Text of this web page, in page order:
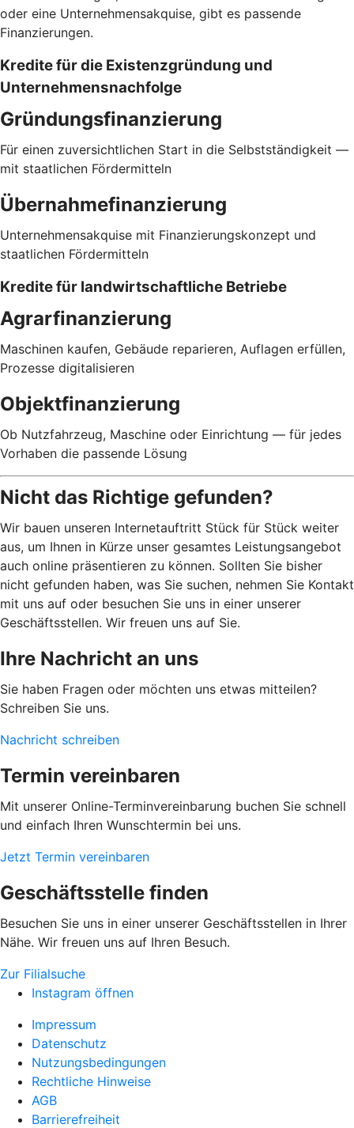
oder eine Unternehmensakquise, gibt es passende
Finanzierungen.
Kredite für die Existenzgründung und
Unternehmensnachfolge
Gründungsfinanzierung
Für einen zuversichtlichen Start in die Selbstständigkeit —
mit staatlichen Fördermitteln
Übernahmefinanzierung
Unternehmensakquise mit Finanzierungskonzept und
staatlichen Fördermitteln
Kredite für landwirtschaftliche Betriebe
Agrarfinanzierung
Maschinen kaufen, Gebäude reparieren, Auflagen erfüllen,
Prozesse digitalisieren
Objektfinanzierung
Ob Nutzfahrzeug, Maschine oder Einrichtung — für jedes
Vorhaben die passende Lösung
Nicht das Richtige gefunden?
Wir bauen unseren Internetauftritt Stück für Stück weiter
aus, um Ihnen in Kürze unser gesamtes Leistungsangebot
auch online präsentieren zu können. Sollten Sie bisher
nicht gefunden haben, was Sie suchen, nehmen Sie Kontakt
mit uns auf oder besuchen Sie uns in einer unserer
Geschäftsstellen. Wir freuen uns auf Sie.
Ihre Nachricht an uns
Sie haben Fragen oder möchten uns etwas mitteilen?
Schreiben Sie uns.
Nachricht schreiben
Termin vereinbaren
Mit unserer Online-Terminvereinbarung buchen Sie schnell
und einfach Ihren Wunschtermin bei uns.
Jetzt Termin vereinbaren
Geschäftsstelle finden
Besuchen Sie uns in einer unserer Geschäftsstellen in Ihrer
Nähe. Wir freuen uns auf Ihren Besuch.
Zur Filialsuche
Instagram öffnen
Impressum
Datenschutz
Nutzungsbedingungen
Rechtliche Hinweise
AGB
Barrierefreiheit